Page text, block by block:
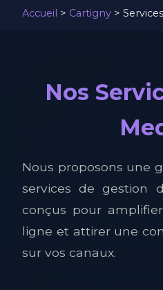
Accueil > Cartigny > Services
Nos
Nous proposons une
services de gestion
conçus pour
ligne et attirer une
sur vos canaux.